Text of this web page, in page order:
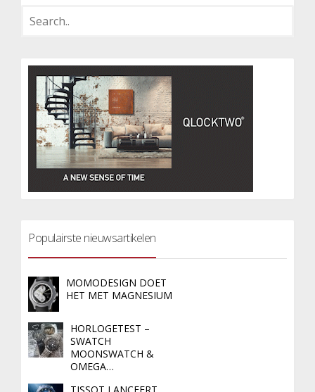
Populairste nieuwsartikelen
MOMODESIGN DOET
HET MET MAGNESIUM
HORLOGETEST –
SWATCH
MOONSWATCH &
OMEGA…